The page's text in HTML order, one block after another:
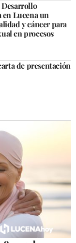
Lucena un
y cáncer para
en procesos
de presentación